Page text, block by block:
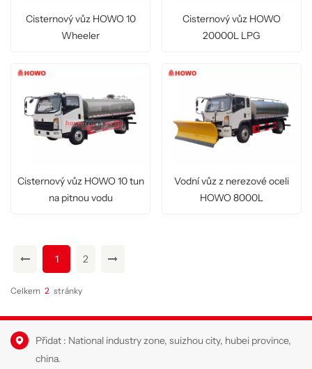
Cisternový vůz HOWO 10
Wheeler
Cisternový vůz HOWO
20000L LPG
Cisternový vůz HOWO 10 tun
na pitnou vodu
Vodní vůz z nerezové oceli
HOWO 8000L
1 2
Celkem 2 Stránky
Přidat : National industry zone, suizhou city, hubei province,
china.